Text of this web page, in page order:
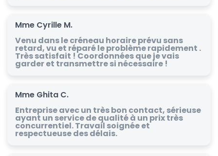
Mme Cyrille M.
Venu dans le créneau horaire prévu sans
retard, vu et réparé le problème rapidement .
Très satisfait ! Coordonnées que je vais
garder et transmettre si nécessaire !
Mme Ghita C.
Entreprise avec un très bon contact, sérieuse
ayant un service de qualité à un prix très
concurrentiel. Travail soignée et
respectueuse des délais.